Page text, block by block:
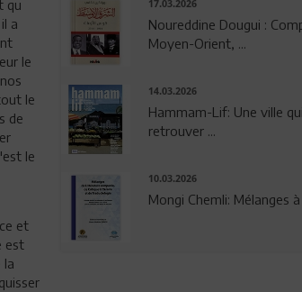
qu
a
le
le
de
le
et
est
la
17.03.2026
Noureddine Dougui :
Moyen-Orient, ...
14.03.2026
Hammam-Lif: Une ville
retrouver ...
10.03.2026
Mongi Chemli: Mélanges